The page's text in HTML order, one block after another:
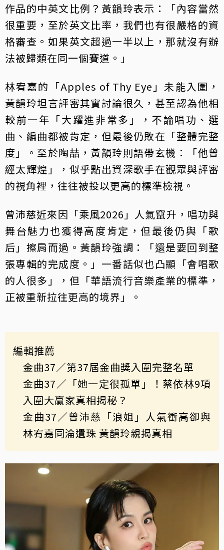
作品的中英文比例？黃韻玲表示：「內容當然
很重要，至於英文比率，我們也有很嚴格的資
格審查。如果英文超過一半以上，那就沒有辦
法被歸類在同一個賽道。」
林宥嘉的「Apples of Thy Eye」未能入圍，
黃韻玲坦言評審其實討論很久，甚至認為他相
較前一年「大躍進非常多」，不論唱功、選
曲、編曲都被肯定，但最後仍敗在「整體完整
度」。至於陶喆，黃韻玲則語帶玄機：「他曾
經太輝煌」，似乎點出資深歌手在觀眾與評審
的視角裡，往往被投以更高的標準檢視。
曾沛慈近來因「乘風2026」人氣竄升，唱功與
舞台魅力也獲得高度肯定，但最後仍與「歌
后」擦肩而過。黃韻玲強調：「還是要回到整
張專輯的完成度。」一番話似也凸顯「會唱歌
的人很多」，但「華語流行音樂產業的標準，
正被重新拉往更高的境界」。
編輯推薦
金曲37／第37屆金曲獎入圍完整名單
金曲37／「她一定很孤單」！蔡依林9項
入圍大贏家真相揭秘？
金曲37／曾沛慈「浪姐」人氣衝高卻與
林宥嘉同淪遺珠 黃韻玲親揭真相